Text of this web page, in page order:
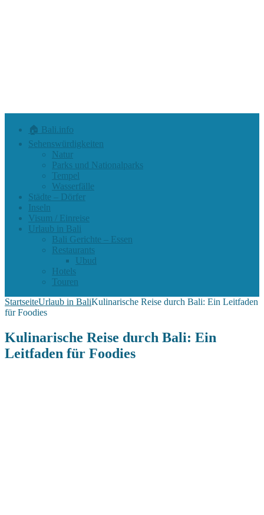
🏠 Bali.info
Sehenswürdigkeiten
Natur
Parks und Nationalparks
Tempel
Wasserfälle
Städte – Dörfer
Inseln
Visum / Einreise
Urlaub in Bali
Bali Gerichte – Essen
Restaurants
Ubud
Hotels
Touren
StartseiteUrlaub in BaliKulinarische Reise durch Bali: Ein Leitfaden
für Foodies
Kulinarische Reise durch Bali: Ein
Leitfaden für Foodies